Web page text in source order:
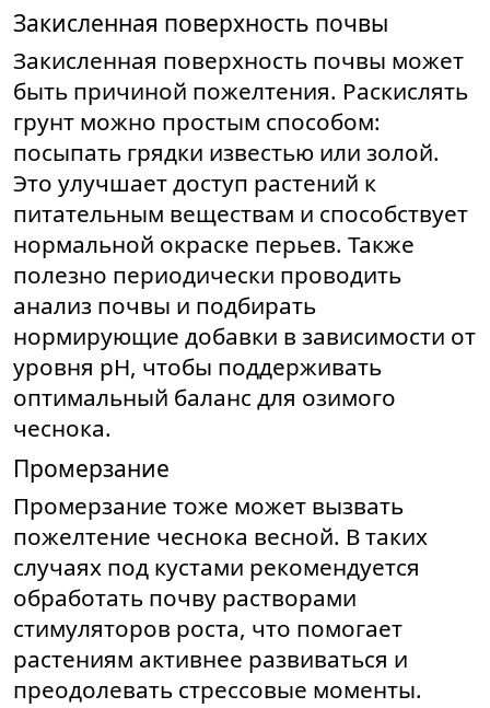
Закисленная поверхность почвы
Закисленная поверхность почвы может
быть причиной пожелтения. Раскислять
грунт можно простым способом:
посыпать грядки известью или золой.
Это улучшает доступ растений к
питательным веществам и способствует
нормальной окраске перьев. Также
полезно периодически проводить
анализ почвы и подбирать
нормирующие добавки в зависимости от
уровня pH, чтобы поддерживать
оптимальный баланс для озимого
чеснока.
Промерзание
Промерзание тоже может вызвать
пожелтение чеснока весной. В таких
случаях под кустами рекомендуется
обработать почву растворами
стимуляторов роста, что помогает
растениям активнее развиваться и
преодолевать стрессовые моменты.